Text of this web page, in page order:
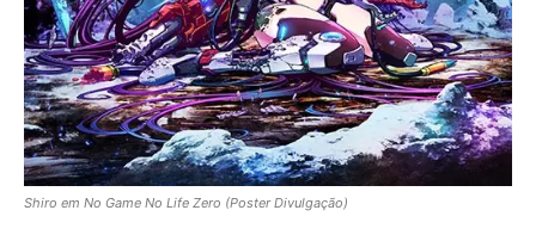
Shiro em No Game No Life Zero (Poster Divulgação)